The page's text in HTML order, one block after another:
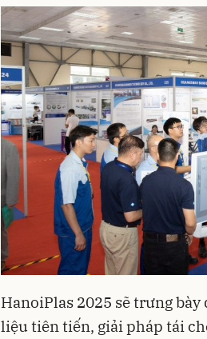
HanoiPlas 2025 sẽ trưng
liệu tiên tiến, giải pháp tái